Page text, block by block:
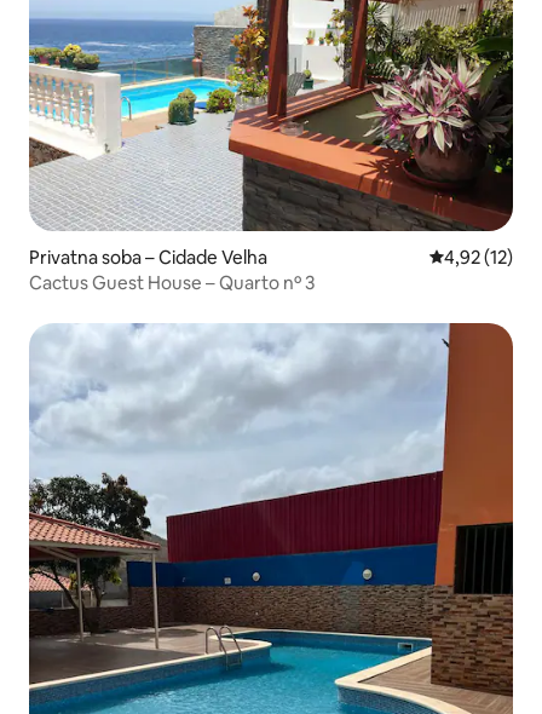
Privatna soba – Cidade Velha Prosječna
4,92 (12)
Cactus Guest House – Quarto nº 3